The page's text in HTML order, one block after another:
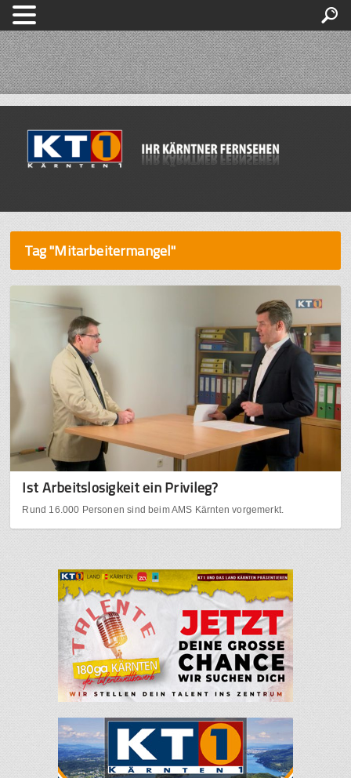
Tag "Mitarbeitermangel"
Ist Arbeitslosigkeit ein Privileg?
Rund 16.000 Personen sind beim AMS Kärnten vorgemerkt.